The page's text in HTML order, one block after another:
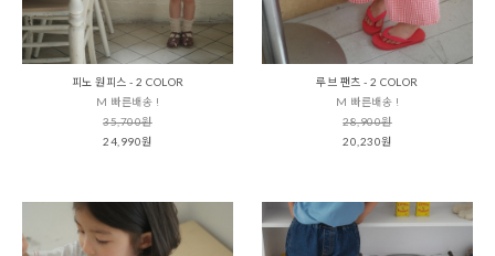
피노 원피스 - 2 COLOR
M 빠른배송 !
35,700원
24,990원
루브 팬츠 - 2 COLOR
M 빠른배송 !
28,900원
20,230원